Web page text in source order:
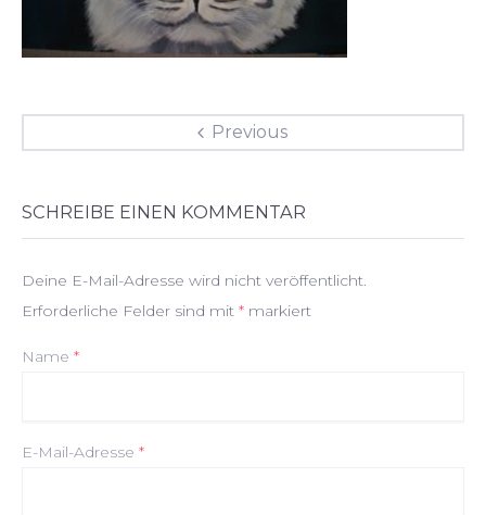
Beitragsnavigation
Previous
SCHREIBE EINEN KOMMENTAR
Deine E-Mail-Adresse wird nicht veröffentlicht.
Erforderliche Felder sind mit * markiert
Name *
E-Mail-Adresse *